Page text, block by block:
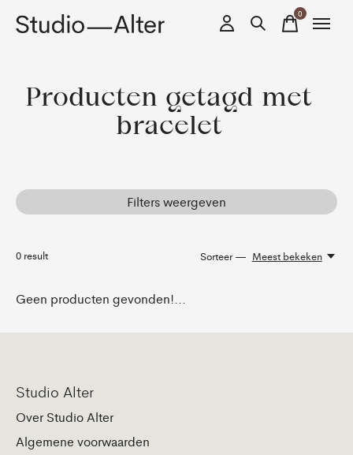
0items
Producten getagd met
bracelet
Filters weergeven
0 result Sorteer — Meest bekeken
Geen producten gevonden!...
Studio Alter
Over Studio Alter
Algemene voorwaarden